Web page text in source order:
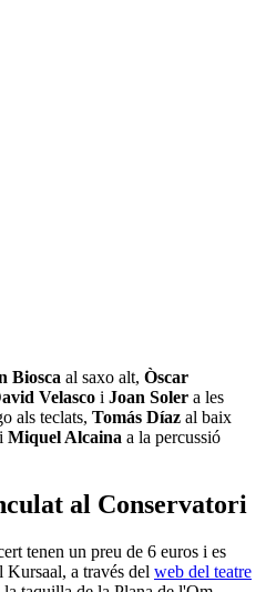
Biosca al saxo alt, Òscar
Velasco i Joan Soler a les
als teclats, Tomás Díaz al baix
Miquel Alcaina a la percussió
al Conservatori
tenen un preu de 6 euros i es
Kursaal, a través del web del teatre